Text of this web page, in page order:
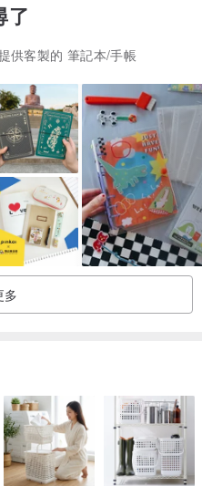
紙、蕾絲、小吊飾、布面書
懷，或是僅僅鍾情於手工筆記
都是您的完美選擇。請勿錯過擁
會成為您珍藏的寶貝。
面，恕不販售！
的靈感。
了
供客製的 筆記本/手帳
多